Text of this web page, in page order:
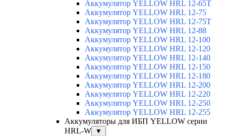
Аккумулятор YELLOW HRL 12-65T
Аккумулятор YELLOW HRL 12-75
Аккумулятор YELLOW HRL 12-75Т
Аккумулятор YELLOW HRL 12-88
Аккумулятор YELLOW HRL 12-100
Аккумулятор YELLOW HRL 12-120
Аккумулятор YELLOW HRL 12-140
Аккумулятор YELLOW HRL 12-150
Аккумулятор YELLOW HRL 12-180
Аккумулятор YELLOW HRL 12-200
Аккумулятор YELLOW HRL 12-220
Аккумулятор YELLOW HRL 12-250
Аккумулятор YELLOW HRL 12-255
Аккумуляторы для ИБП YELLOW серии
HRL-W
▼